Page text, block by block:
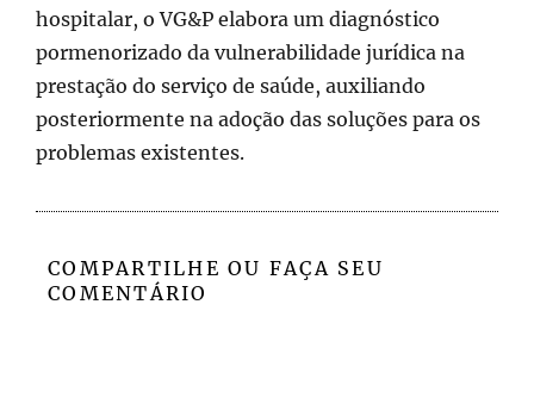
hospitalar, o VG&P elabora um diagnóstico
pormenorizado da vulnerabilidade jurídica na
prestação do serviço de saúde, auxiliando
posteriormente na adoção das soluções para os
problemas existentes.
COMPARTILHE OU FAÇA SEU
COMENTÁRIO